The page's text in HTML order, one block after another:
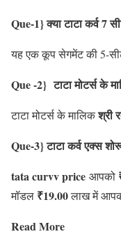
Que-1} क्या टाटा कर्व 7
यह एक कूप सेगमेंट की 5-
Que -2} टाटा मोटर्स के
टाटा मोटर्स के मालिकश्री
Que-3} टाटा कर्व एक्स
tata curvv price आपको
मॉडल ₹19.00लाख में
Read More